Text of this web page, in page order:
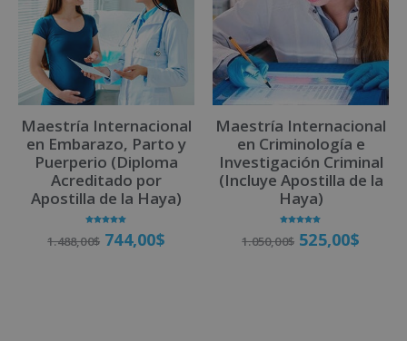
n
v
e
Maestría Internacional
en Embarazo, Parto y
Puerperio (Diploma
Acreditado por
Apostilla de la Haya)
con
5.00
1.488,00$ 744,00$
Maestría Internacional
en Criminología e
Investigación Criminal
(Incluye Apostilla de la
Haya)
con
5.00
1.050,00$ 525,00$